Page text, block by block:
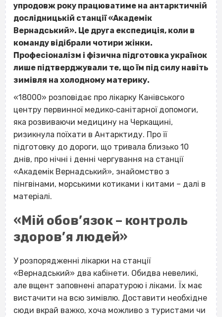
упродовж року працюватиме на антарктичній
дослідницькій станції «Академік
Вернадський». Це друга експедиція, коли в
команду відібрали чотири жінки.
Професіоналізм і фізична підготовка українок
лише підтверджували те, що їм під силу навіть
зимівля на холодному материку.
«18000» розповідає про лікарку Канівського
центру первинної медико‐санітарної допомоги,
яка розвиваючи медицину на Черкащині,
ризикнула поїхати в Антарктиду. Про її
підготовку до дороги, що тривала близько 10
днів, про нічні і денні чергування на станції
«Академік Вернадський», знайомство з
пінгвінами, морськими котиками і китами – далі в
матеріалі.
«Мій обов’язок – контроль
здоров’я людей»
У розпорядженні лікарки на станції
«Вернадський» два кабінети. Обидва невеликі,
але вщент заповнені апаратурою і ліками. Їх має
вистачити на всю зимівлю. Доставити необхідне
сюди вкрай важко, хоча можливо з туристами чи